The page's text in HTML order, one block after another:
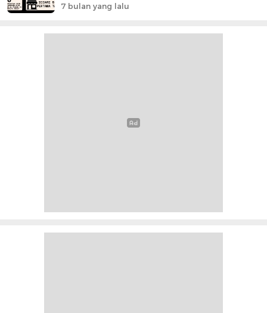
7 bulan yang lalu